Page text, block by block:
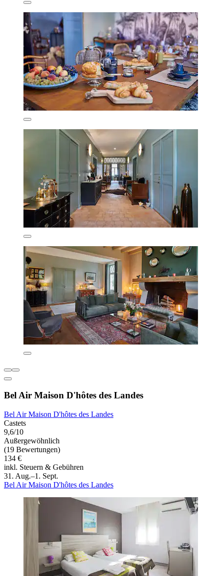
Bel Air Maison D'hôtes des Landes
Bel Air Maison D'hôtes des Landes
Castets
9,6/10
Außergewöhnlich
(19 Bewertungen)
134 €
inkl. Steuern & Gebühren
31. Aug.–1. Sept.
Bel Air Maison D'hôtes des Landes